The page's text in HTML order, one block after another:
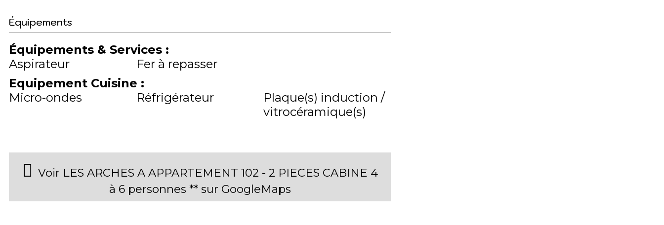
Équipements
Équipements & Services :
Aspirateur
Fer à repasser
Equipement Cuisine :
Micro-ondes
Réfrigérateur
Plaque(s) induction /
vitrocéramique(s)
Voir LES ARCHES A APPARTEMENT 102 - 2 PIECES CABINE 4
à 6 personnes ** sur GoogleMaps